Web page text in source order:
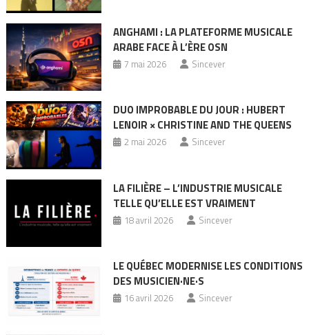
ANGHAMI : LA PLATEFORME MUSICALE
ARABE FACE À L’ÈRE OSN
7 mai 2026 Sincever
DUO IMPROBABLE DU JOUR : HUBERT
LENOIR × CHRISTINE AND THE QUEENS
2 mai 2026 Sincever
LA FILIÈRE – L’INDUSTRIE MUSICALE
TELLE QU’ELLE EST VRAIMENT
18 avril 2026 Sincever
LE QUÉBEC MODERNISE LES CONDITIONS
DES MUSICIEN·NE·S
16 avril 2026 Sincever